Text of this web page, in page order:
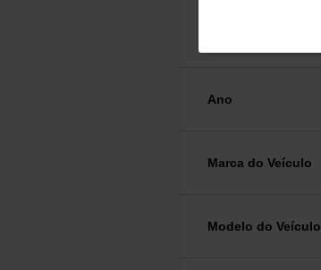
Marca do Veículo
Ano
Modelo do Veículo